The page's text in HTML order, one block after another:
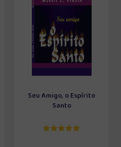
Seu Amigo, o Espírito
Santo